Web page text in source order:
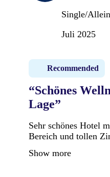
Single/
Juli 2025
Recommended
“Schönes
Lage”
Sehr schönes Hotel
Bereich und tollen
Show more